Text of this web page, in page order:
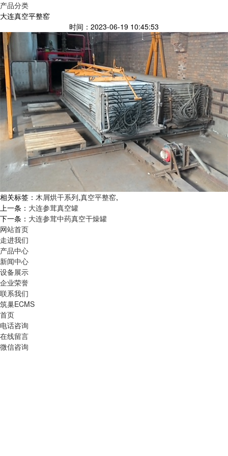
产品分类
大连真空平整窑
时间：2023-06-19 10:45:53
相关标签： 木屑烘干系列,真空平整窑,
上一条： 大连参茸真空罐
下一条： 大连参茸中药真空干燥罐
网站首页
走进我们
产品中心
新闻中心
设备展示
企业荣誉
联系我们
筑巢ECMS
首页
电话咨询
在线留言
微信咨询